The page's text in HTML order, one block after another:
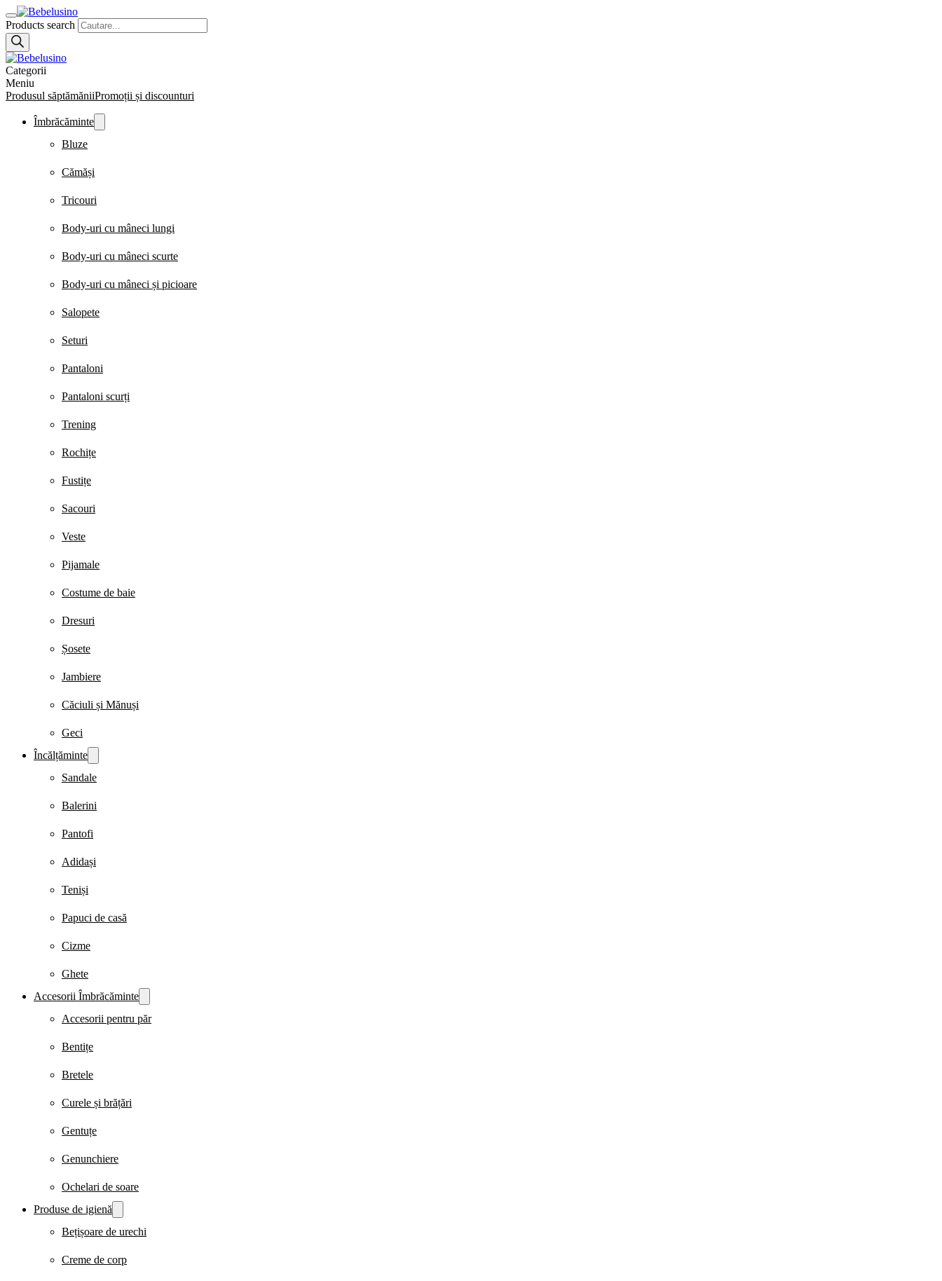
Products search
Categorii
Meniu
Produsul săptămăniiPromoții și discounturi
Îmbrăcăminte
Bluze
Cămăși
Tricouri
Body-uri cu mâneci lungi
Body-uri cu mâneci scurte
Body-uri cu mâneci și picioare
Salopete
Seturi
Pantaloni
Pantaloni scurți
Trening
Rochițe
Fustițe
Sacouri
Veste
Pijamale
Costume de baie
Dresuri
Șosete
Jambiere
Căciuli și Mănuși
Geci
Încălțăminte
Sandale
Balerini
Pantofi
Adidași
Teniși
Papuci de casă
Cizme
Ghete
Accesorii Îmbrăcăminte
Accesorii pentru păr
Bentițe
Bretele
Curele și brățări
Gentuțe
Genunchiere
Ochelari de soare
Produse de igienă
Bețișoare de urechi
Creme de corp